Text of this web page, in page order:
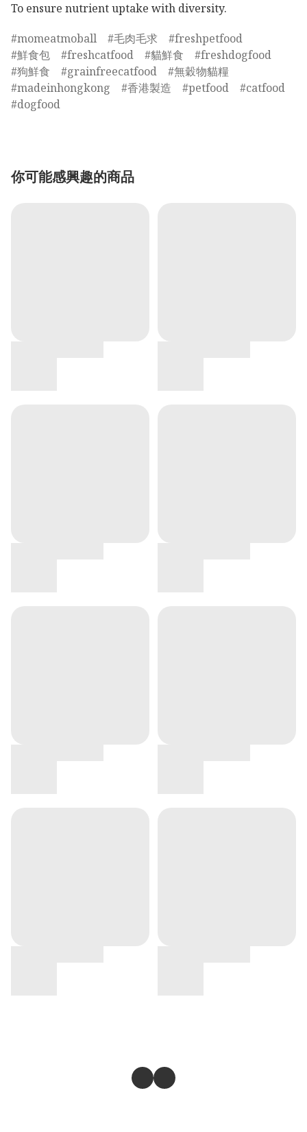
To ensure nutrient uptake with diversity.
momeatmoball
毛肉毛求
freshpetfood
鮮食包
freshcatfood 貓鮮食
freshdogfood
狗鮮食
grainfreecatfood
無穀物貓糧
madeinhongkong
香港製造 petfood
catfood
dogfood
你可能感興趣的商品